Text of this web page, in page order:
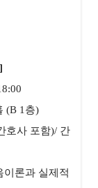
(B 1층)
호사 포함)/ 간
이론과 실제적